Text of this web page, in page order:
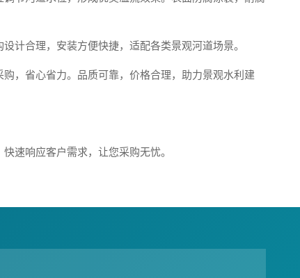
计合理，安装方便快捷，适配各类景观河道场景。
，省心省力。品质可靠，价格合理，助力景观水利建
速响应客户需求，让您采购无忧。